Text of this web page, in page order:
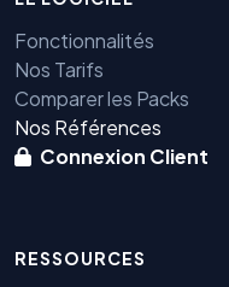
Fonctionnalités
Nos Tarifs
Comparer les Packs
Nos Références
Connexion Client
RESSOURCES